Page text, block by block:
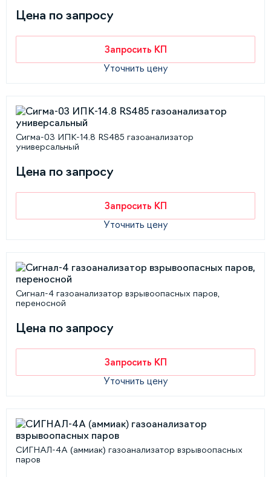
Цена по запросу
Запросить КП
Уточнить цену
Сигма-03 ИПК-14.8 RS485 газоанализатор
универсальный
Цена по запросу
Запросить КП
Уточнить цену
Сигнал-4 газоанализатор взрывоопасных паров,
переносной
Цена по запросу
Запросить КП
Уточнить цену
СИГНАЛ-4А (аммиак) газоанализатор взрывоопасных
паров